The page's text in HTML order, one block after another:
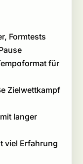
Formtests
für
Zielwettkampf
langer
viel Erfahrung